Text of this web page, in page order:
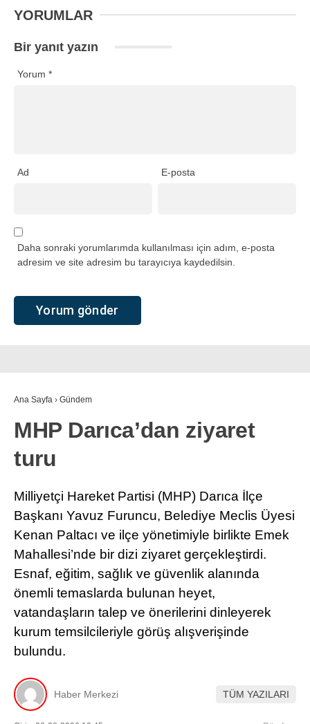
YORUMLAR
Bir yanıt yazın
Yorum *
Ad E-posta
Daha sonraki yorumlarımda kullanılması için adım, e-posta
adresim ve site adresim bu tarayıcıya kaydedilsin.
Ana Sayfa › Gündem
MHP Darıca’dan ziyaret
turu
Milliyetçi Hareket Partisi (MHP) Darıca İlçe
Başkanı Yavuz Furuncu, Belediye Meclis Üyesi
Kenan Paltacı ve ilçe yönetimiyle birlikte Emek
Mahallesi’nde bir dizi ziyaret gerçekleştirdi.
Esnaf, eğitim, sağlık ve güvenlik alanında
önemli temaslarda bulunan heyet,
vatandaşların talep ve önerilerini dinleyerek
kurum temsilcileriyle görüş alışverişinde
bulundu.
Haber Merkezi TÜM YAZILARI